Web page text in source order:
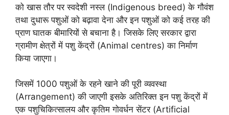
को खास तौर पर स्वदेशी नस्ल (Indigenous breed) के गौवंश
तथा दुधारू पशुओं को बढ़ावा देना और इन पशुओं को कई तरह की
प्राण घातक बीमारियों से बचाना है। जिसके लिए सरकार द्वारा
ग्रामीण क्षेत्रों में पशु केंद्रों (Animal centres) का निर्माण
किया जाएगा।
जिसमें 1000 पशुओं के रहने खाने की पूरी व्यवस्था
(Arrangement) की जाएगी इसके अतिरिक्त इन पशु केंद्रों में
एक पशुचिकित्सालय और कृतिम गोवर्धन सेंटर (Artificial